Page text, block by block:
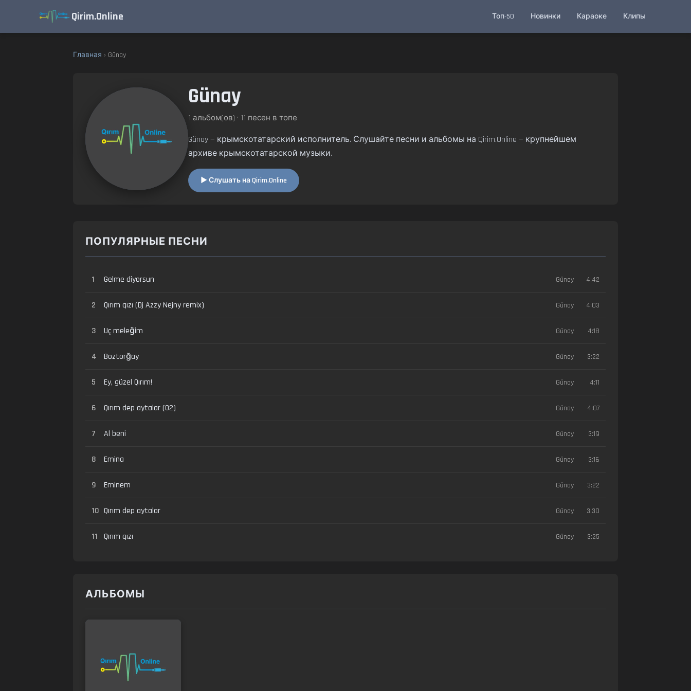
Qirim.Online Топ-50 Новинки Караоке Клипы
Главная › Günay
Günay
1 альбом(ов) • 11 песен в топе
Günay — крымскотатарский исполнитель. Слушайте песни и альбомы на Qirim.Online — крупнейшем
архиве крымскотатарской музыки.
▶ Слушать на Qirim.Online
ПОПУЛЯРНЫЕ ПЕСНИ
1 Gelme diyorsun Günay 4:42
2 Qırım qızı (Dj Azzy Nejny remix) Günay 4:03
3 Uç meleğim Günay 4:18
4 Boztorğay Günay 3:22
5 Ey, güzel Qırım! Günay 4:11
6 Qırım dep aytalar (02) Günay 4:07
7 Al beni Günay 3:19
8 Emina Günay 3:16
9 Eminem Günay 3:22
10 Qırım dep aytalar Günay 3:30
11 Qırım qızı Günay 3:25
АЛЬБОМЫ